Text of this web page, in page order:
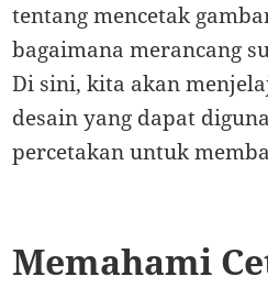
tentang mencetak
bagaimana merancang
Di sini, kita akan
desain yang dapat
percetakan untuk
Memahami